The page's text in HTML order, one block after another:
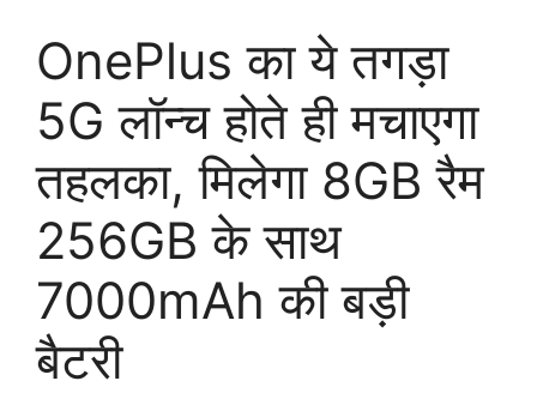
OnePlus का ये तगड़ा
5G लॉन्च होते ही मचाएगा
तहलका, मिलेगा 8GB रैम
256GB के साथ
7000mAh की बड़ी
बैटरी